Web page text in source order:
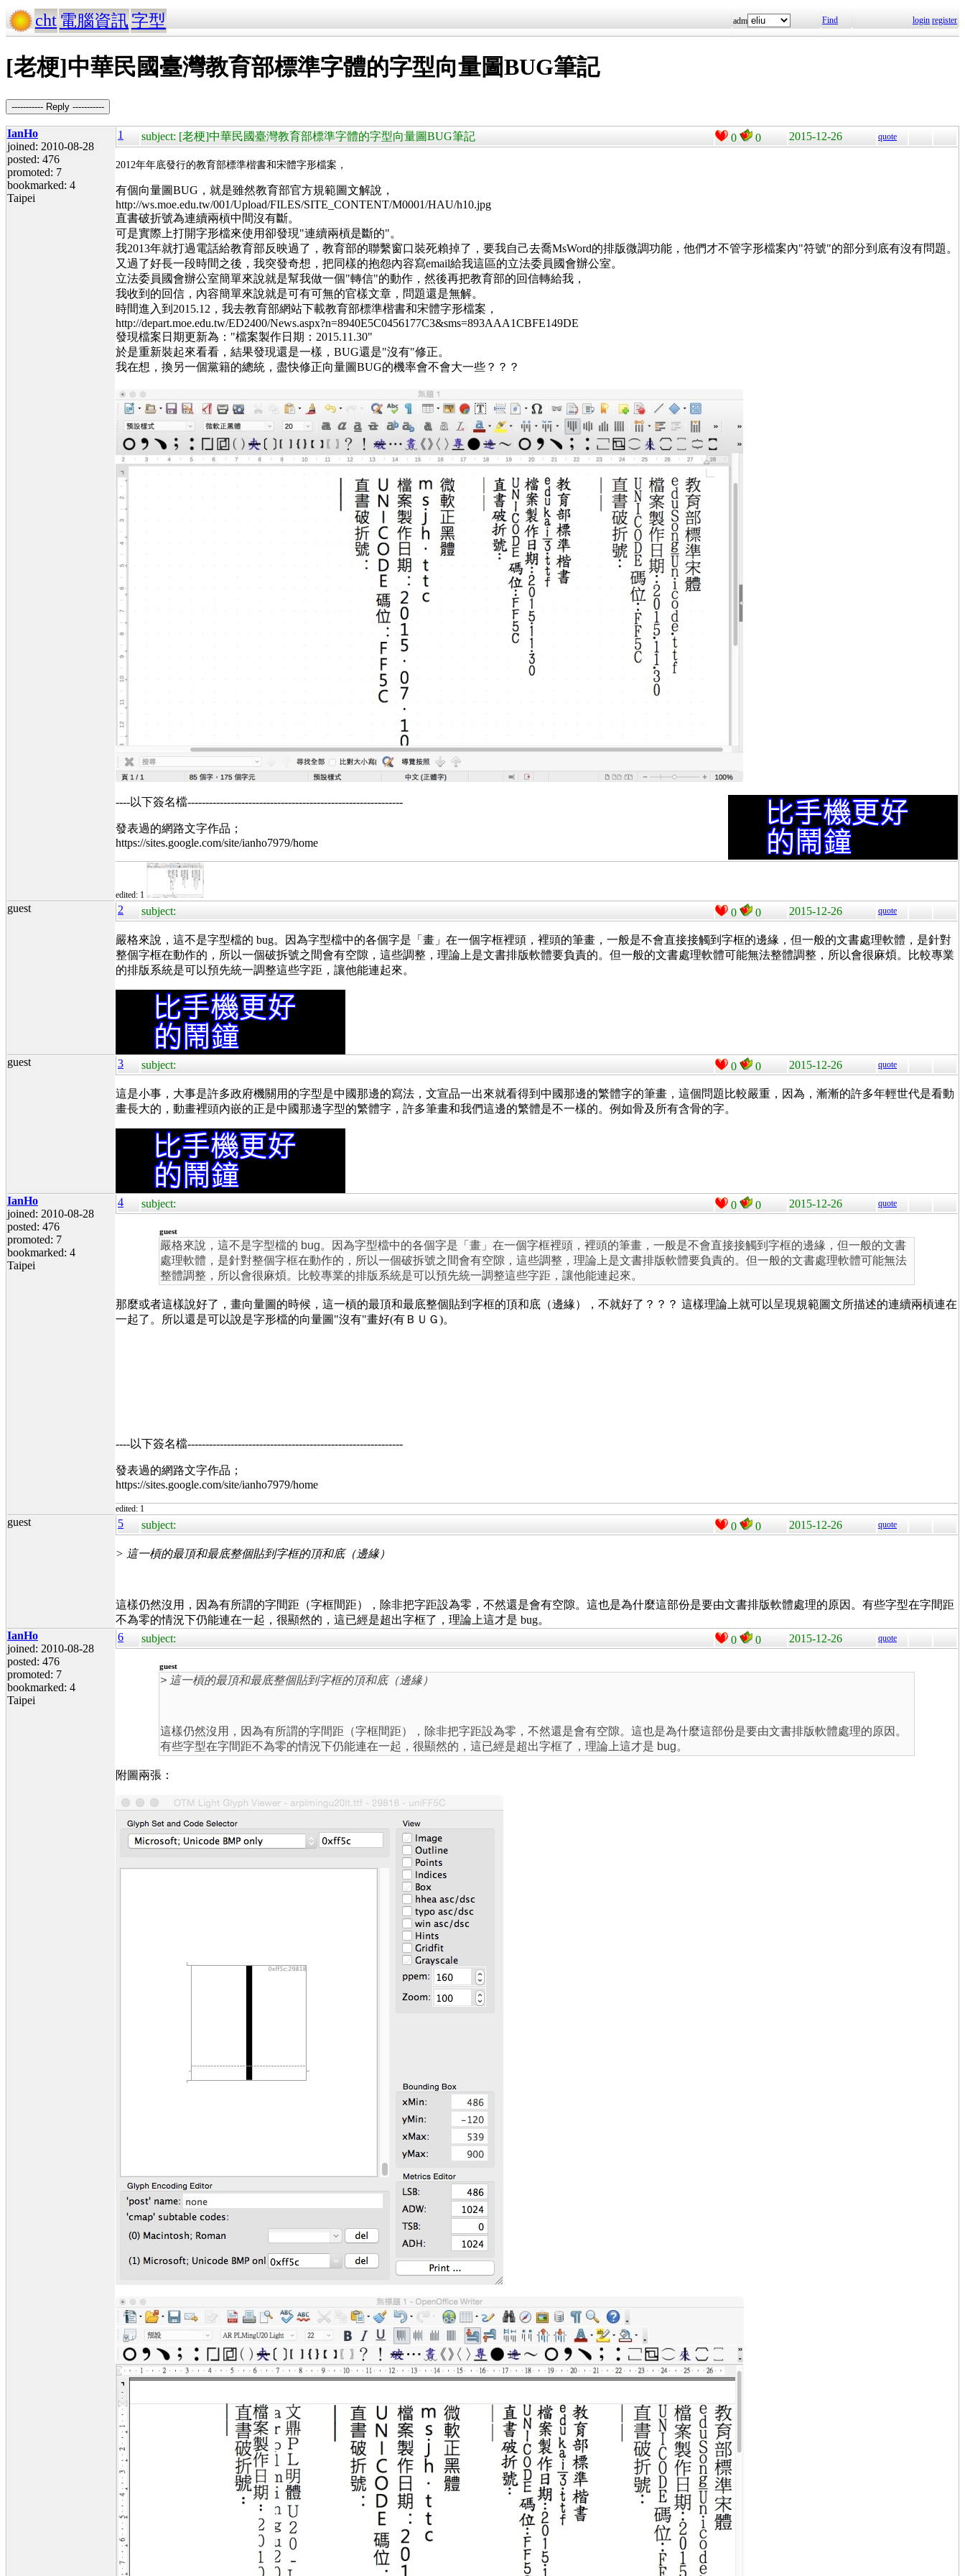
cht 電腦資訊字型 adm Find login register
[老梗]中華民國臺灣教育部標準字體的字型向量圖BUG筆記
----------- Reply -----------
IanHo
joined: 2010-08-28
posted: 476
promoted: 7
bookmarked: 4
Taipei
1 subject: [老梗]中華民國臺灣教育部標準字體的字型向量圖BUG筆記 0 0 2015-12-26 quote
2012年年底發行的教育部標準楷書和宋體字形檔案，
有個向量圖BUG，就是雖然教育部官方規範圖文解說，
http://ws.moe.edu.tw/001/Upload/FILES/SITE_CONTENT/M0001/HAU/h10.jpg
直書破折號為連續兩槓中間沒有斷。
可是實際上打開字形檔來使用卻發現"連續兩槓是斷的"。
我2013年就打過電話給教育部反映過了，教育部的聯繫窗口裝死賴掉了，要我自己去喬MsWord的排版微調功能，他們才不管字形檔案內"符號"的部分到底有沒有問題。
又過了好長一段時間之後，我突發奇想，把同樣的抱怨內容寫email給我這區的立法委員國會辦公室。
立法委員國會辦公室簡單來說就是幫我做一個"轉信"的動作，然後再把教育部的回信轉給我，
我收到的回信，內容簡單來說就是可有可無的官樣文章，問題還是無解。
時間進入到2015.12，我去教育部網站下載教育部標準楷書和宋體字形檔案，
http://depart.moe.edu.tw/ED2400/News.aspx?n=8940E5C0456177C3&sms=893AAA1CBFE149DE
發現檔案日期更新為："檔案製作日期：2015.11.30"
於是重新裝起來看看，結果發現還是一樣，BUG還是"沒有"修正。
我在想，換另一個黨籍的總統，盡快修正向量圖BUG的機率會不會大一些？？？
----以下簽名檔------------------------------------------------------------
發表過的網路文字作品；
https://sites.google.com/site/ianho7979/home
edited: 1
guest 2 subject: 0 0 2015-12-26 quote
嚴格來說，這不是字型檔的 bug。因為字型檔中的各個字是「畫」在一個字框裡頭，裡頭的筆畫，一般是不會直接接觸到字框的邊緣，但一般的文書處理軟體，是針對
整個字框在動作的，所以一個破拆號之間會有空隙，這些調整，理論上是文書排版軟體要負責的。但一般的文書處理軟體可能無法整體調整，所以會很麻煩。比較專業
的排版系統是可以預先統一調整這些字距，讓他能連起來。
guest 3 subject: 0 0 2015-12-26 quote
這是小事，大事是許多政府機關用的字型是中國那邊的寫法，文宣品一出來就看得到中國那邊的繁體字的筆畫，這個問題比較嚴重，因為，漸漸的許多年輕世代是看動
畫長大的，動畫裡頭內嵌的正是中國那邊字型的繁體字，許多筆畫和我們這邊的繁體是不一樣的。例如骨及所有含骨的字。
IanHo
joined: 2010-08-28
posted: 476
promoted: 7
bookmarked: 4
Taipei
4 subject: 0 0 2015-12-26 quote
guest
嚴格來說，這不是字型檔的 bug。因為字型檔中的各個字是「畫」在一個字框裡頭，裡頭的筆畫，一般是不會直接接觸到字框的邊緣，但一般的文書
處理軟體，是針對整個字框在動作的，所以一個破拆號之間會有空隙，這些調整，理論上是文書排版軟體要負責的。但一般的文書處理軟體可能無法
整體調整，所以會很麻煩。比較專業的排版系統是可以預先統一調整這些字距，讓他能連起來。
那麼或者這樣說好了，畫向量圖的時候，這一槓的最頂和最底整個貼到字框的頂和底（邊緣），不就好了？？？ 這樣理論上就可以呈現規範圖文所描述的連續兩槓連在
一起了。所以還是可以說是字形檔的向量圖"沒有"畫好(有ＢＵＧ)。
----以下簽名檔------------------------------------------------------------
發表過的網路文字作品；
https://sites.google.com/site/ianho7979/home
edited: 1
guest 5 subject: 0 0 2015-12-26 quote
> 這一槓的最頂和最底整個貼到字框的頂和底（邊緣）
這樣仍然沒用，因為有所謂的字間距（字框間距），除非把字距設為零，不然還是會有空隙。這也是為什麼這部份是要由文書排版軟體處理的原因。有些字型在字間距
不為零的情況下仍能連在一起，很顯然的，這已經是超出字框了，理論上這才是 bug。
IanHo
joined: 2010-08-28
posted: 476
promoted: 7
bookmarked: 4
Taipei
6 subject: 0 0 2015-12-26 quote
guest
> 這一槓的最頂和最底整個貼到字框的頂和底（邊緣）
這樣仍然沒用，因為有所謂的字間距（字框間距），除非把字距設為零，不然還是會有空隙。這也是為什麼這部份是要由文書排版軟體處理的原因。
有些字型在字間距不為零的情況下仍能連在一起，很顯然的，這已經是超出字框了，理論上這才是 bug。
附圖兩張：